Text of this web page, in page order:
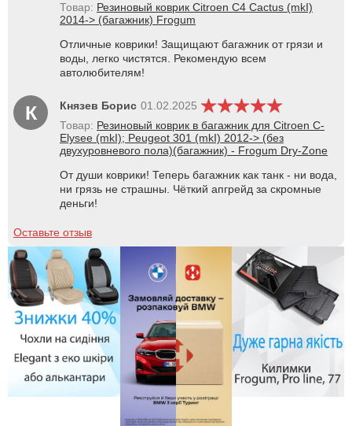
Товар: Резиновый коврик Citroen C4 Cactus (mkI)
2014-> (багажник) Frogum
Отличные коврики! Защищают багажник от грязи и
воды, легко чистятся. Рекомендую всем
автолюбителям!
К Князев Борис 01.02.2025
Товар: Резиновый коврик в багажник для Citroen C-
Elysee (mkI); Peugeot 301 (mkI) 2012-> (без
двухуровневого пола)(багажник) - Frogum Dry-Zone
От души коврики! Теперь багажник как танк - ни вода,
ни грязь не страшны. Чёткий апгрейд за скромные
деньги!
Оставьте отзыв